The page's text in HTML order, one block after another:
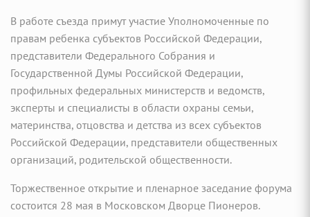
В работе съезда примут участие Уполномоченные по
правам ребенка субъектов Российской Федерации,
представители Федерального Собрания и
Государственной Думы Российской Федерации,
профильных федеральных министерств и ведомств,
эксперты и специалисты в области охраны семьи,
материнства, отцовства и детства из всех субъектов
Российской Федерации, представители общественных
организаций, родительской общественности.
Торжественное открытие и пленарное заседание форума
состоится 28 мая в Московском Дворце Пионеров.